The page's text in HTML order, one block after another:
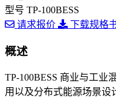
型号 TP-100BESS
请求报价
下载规格
概述
TP-100BESS 商业与工业
用以及分布式能源场景设